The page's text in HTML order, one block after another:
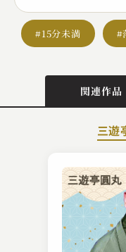
#15分未満 #
関連作品
三遊